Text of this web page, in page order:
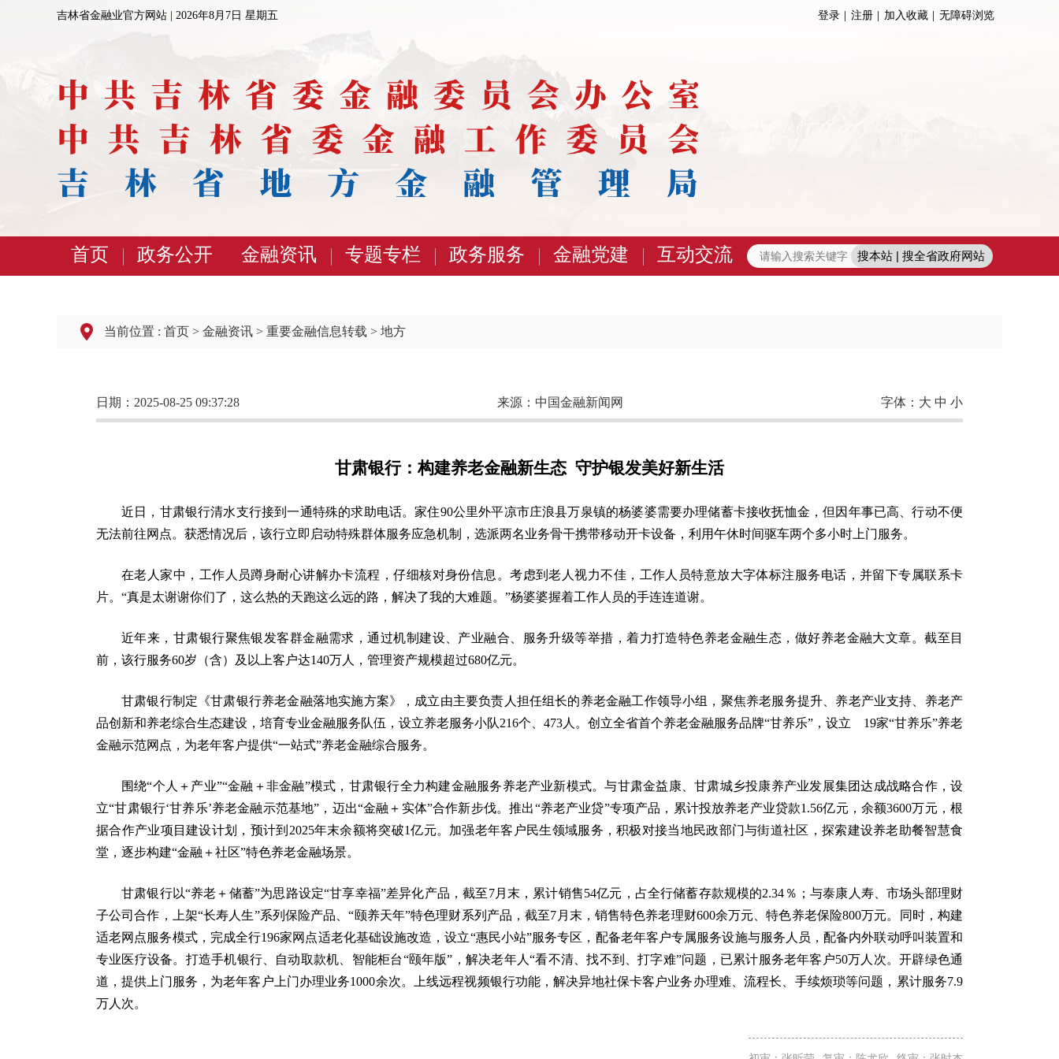
吉林省金融业官方网站 | 2026年8月7日 星期五 登录 注册 加入收藏 无障碍浏览
首页 政务公开 金融资讯 专题专栏 政务服务 金融党建 互动交流
当前位置 : 首页 > 金融资讯 > 重要金融信息转载 > 地方
日期：2025-08-25 09:37:28 来源： 中国金融新闻网 字体： 大 中 小
甘肃银行：构建养老金融新生态 守护银发美好新生活
近日，甘肃银行清水支行接到一通特殊的求助电话。家住90公里外平凉市庄浪县万泉镇的杨婆婆需要办理储蓄卡接收抚恤金，但因年事已高、行动不便
无法前往网点。获悉情况后，该行立即启动特殊群体服务应急机制，选派两名业务骨干携带移动开卡设备，利用午休时间驱车两个多小时上门服务。
在老人家中，工作人员蹲身耐心讲解办卡流程，仔细核对身份信息。考虑到老人视力不佳，工作人员特意放大字体标注服务电话，并留下专属联系卡
片。“真是太谢谢你们了，这么热的天跑这么远的路，解决了我的大难题。”杨婆婆握着工作人员的手连连道谢。
近年来，甘肃银行聚焦银发客群金融需求，通过机制建设、产业融合、服务升级等举措，着力打造特色养老金融生态，做好养老金融大文章。截至目
前，该行服务60岁（含）及以上客户达140万人，管理资产规模超过680亿元。
甘肃银行制定《甘肃银行养老金融落地实施方案》，成立由主要负责人担任组长的养老金融工作领导小组，聚焦养老服务提升、养老产业支持、养老产
品创新和养老综合生态建设，培育专业金融服务队伍，设立养老服务小队216个、473人。创立全省首个养老金融服务品牌“甘养乐”，设立 19家“甘养乐”养老
金融示范网点，为老年客户提供“一站式”养老金融综合服务。
围绕“个人＋产业”“金融＋非金融”模式，甘肃银行全力构建金融服务养老产业新模式。与甘肃金益康、甘肃城乡投康养产业发展集团达成战略合作，设
立“甘肃银行‘甘养乐’养老金融示范基地”，迈出“金融＋实体”合作新步伐。推出“养老产业贷”专项产品，累计投放养老产业贷款1.56亿元，余额3600万元，根
据合作产业项目建设计划，预计到2025年末余额将突破1亿元。加强老年客户民生领域服务，积极对接当地民政部门与街道社区，探索建设养老助餐智慧食
堂，逐步构建“金融＋社区”特色养老金融场景。
甘肃银行以“养老＋储蓄”为思路设定“甘享幸福”差异化产品，截至7月末，累计销售54亿元，占全行储蓄存款规模的2.34％；与泰康人寿、市场头部理财
子公司合作，上架“长寿人生”系列保险产品、“颐养天年”特色理财系列产品，截至7月末，销售特色养老理财600余万元、特色养老保险800万元。同时，构建
适老网点服务模式，完成全行196家网点适老化基础设施改造，设立“惠民小站”服务专区，配备老年客户专属服务设施与服务人员，配备内外联动呼叫装置和
专业医疗设备。打造手机银行、自动取款机、智能柜台“颐年版”，解决老年人“看不清、找不到、打字难”问题，已累计服务老年客户50万人次。开辟绿色通
道，提供上门服务，为老年客户上门办理业务1000余次。上线远程视频银行功能，解决异地社保卡客户业务办理难、流程长、手续烦琐等问题，累计服务7.9
万人次。